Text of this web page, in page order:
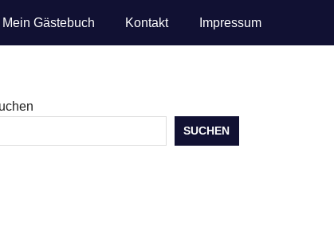
Mein Gästebuch Kontakt Impressum
SUCHEN